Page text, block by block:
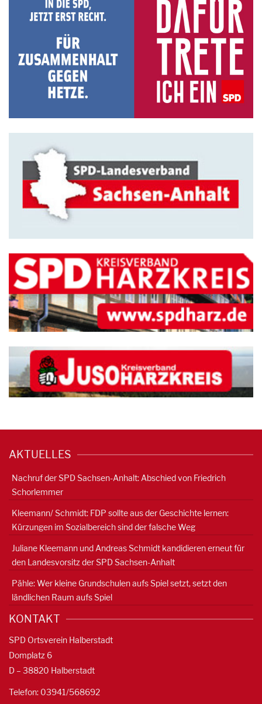
AKTUELLES
Nachruf der SPD Sachsen-Anhalt: Abschied von Friedrich
Schorlemmer
Kleemann/ Schmidt: FDP sollte aus der Geschichte lernen:
Kürzungen im Sozialbereich sind der falsche Weg
Juliane Kleemann und Andreas Schmidt kandidieren erneut für
den Landesvorsitz der SPD Sachsen-Anhalt
Pähle: Wer kleine Grundschulen aufs Spiel setzt, setzt den
ländlichen Raum aufs Spiel
KONTAKT
SPD Ortsverein Halberstadt
Domplatz 6
D – 38820 Halberstadt
Telefon: 03941/568692